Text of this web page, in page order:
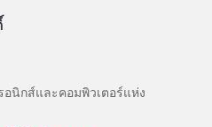
นิกส์และคอมพิวเตอร์แห่ง